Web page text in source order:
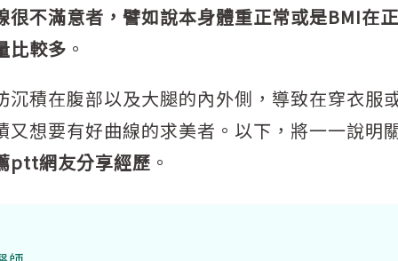
很不滿意者，譬如說本身體重正常或是BMI在
比較多 。
積在腹部以及大腿的內外側，導致在穿衣服
想要有好曲線的求美者。以下，將一一說明
ptt網友分享經歷 。